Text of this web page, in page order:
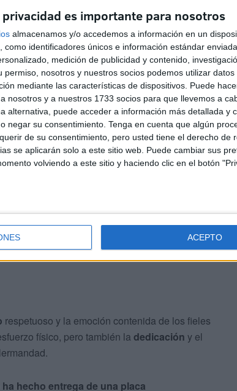
privacidad es importante para nosotros
almacenamos y/o accedemos a información en un
como identificadores únicos e información estándar
medición de publicidad y contenido,
permiso, nosotros y nuestros socios podemos utilizar datos
mediante las características de dispositivos. Puede
nosotros y a nuestros 1733 socios para que llevemos a
alternativa, puede acceder a información más detallada y
negar su consentimiento. Tenga en cuenta que algún
de su consentimiento, pero usted tiene el derecho de
se aplicarán solo a este sitio web. Puede cambiar sus
volviendo a este sitio y haciendo clic en el botón
ACEPTO
y ciudadanía. Para ellos, se trata de un
la iglesia de Santa Teresa, en un itinerario
el recorrido,
respetuoso y la emoción contenida de los fieles
físico, pero también la dedicación y el
hecho entrega de una placa